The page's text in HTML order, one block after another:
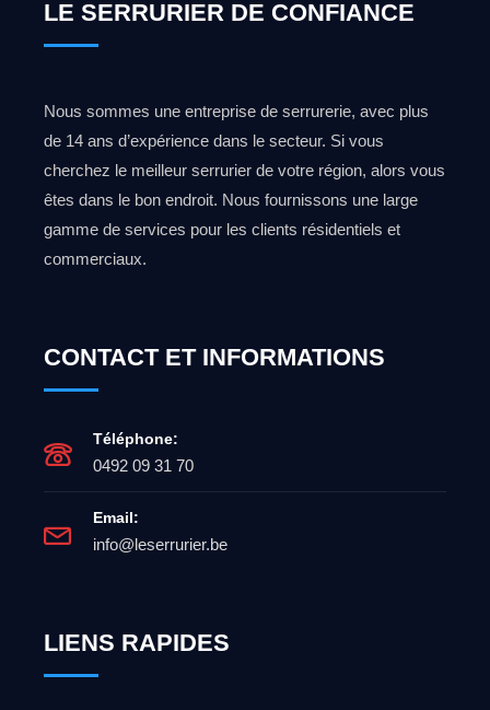
LE SERRURIER DE CONFIANCE
Nous sommes une entreprise de serrurerie, avec plus
de 14 ans d’expérience dans le secteur. Si vous
cherchez le meilleur serrurier de votre région, alors vous
êtes dans le bon endroit. Nous fournissons une large
gamme de services pour les clients résidentiels et
commerciaux.
CONTACT ET INFORMATIONS
Téléphone:
0492 09 31 70
Email:
info@leserrurier.be
LIENS RAPIDES